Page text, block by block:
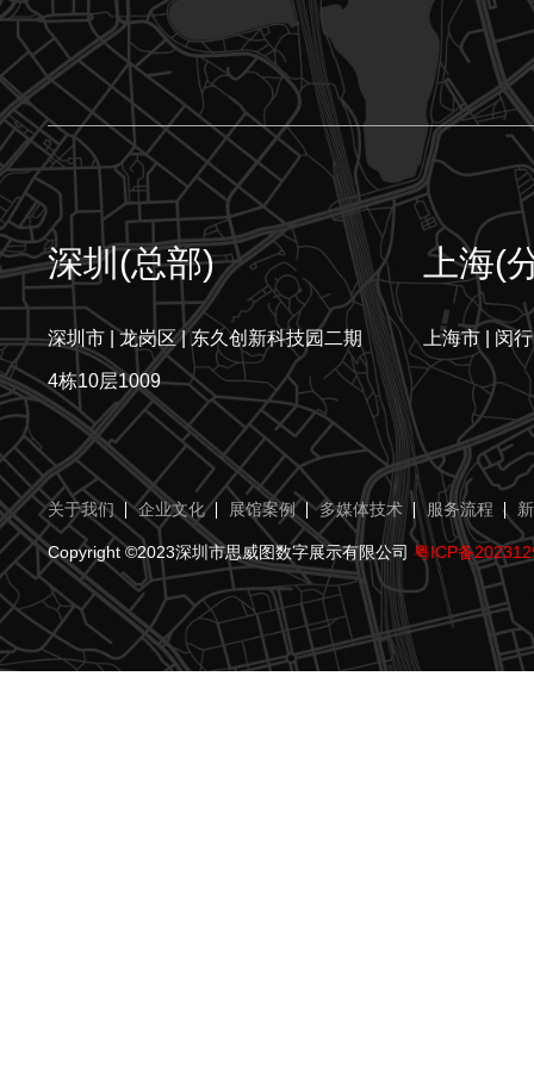
深圳(总部)
深圳市 | 龙岗区 | 东久创新科技园二期
4栋10层1009
上海(
上海市 | 闵
关于我们 企业文化 展馆案例 多媒体技术 服务流程
Copyright ©2023深圳市思威图数字展示有限公司 粤ICP备